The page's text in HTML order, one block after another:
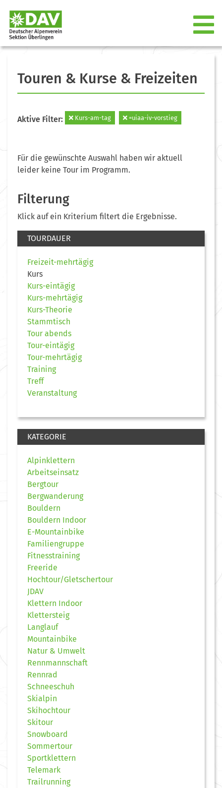
Touren & Kurse & Freizeiten
Aktive Filter: Kurs-am-tag =uiaa-iv-vorstieg
Für die gewünschte Auswahl haben wir aktuell
leider keine Tour im Programm.
Filterung
Klick auf ein Kriterium filtert die Ergebnisse.
TOURDAUER
Freizeit-mehrtägig
Kurs
Kurs-eintägig
Kurs-mehrtägig
Kurs-Theorie
Stammtisch
Tour abends
Tour-eintägig
Tour-mehrtägig
Training
Treff
Veranstaltung
KATEGORIE
Alpinklettern
Arbeitseinsatz
Bergtour
Bergwanderung
Bouldern
Bouldern Indoor
E-Mountainbike
Familiengruppe
Fitnesstraining
Freeride
Hochtour/Gletschertour
JDAV
Klettern Indoor
Klettersteig
Langlauf
Mountainbike
Natur & Umwelt
Rennmannschaft
Rennrad
Schneeschuh
Skialpin
Skihochtour
Skitour
Snowboard
Sommertour
Sportklettern
Telemark
Trailrunning